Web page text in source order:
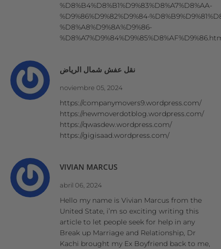
%D8%B4%D8%B1%D9%83%D8%A7%D8%AA-
%D9%86%D9%82%D9%84-
%D8%A8%D9%8A%D9%86-
نقل عفش شمال الرياض
noviembre 05, 2024
https://companymovers9.wordpress.com/
https://newmoverdotblog.wordpress.com/
https://qwasdew.wordpress.com/
https://gigisaad.wordpress.com/
VIVIAN MARCUS
abril 06, 2024
Hello my name is Vivian Marcus from the
United State, i’m so exciting writing this
article to let people seek for help in any
Break up Marriage and Relationship, Dr
Kachi brought my Ex Boyfriend back to me,